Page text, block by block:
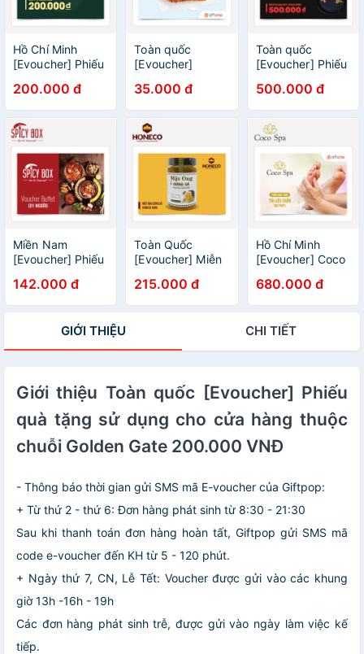
Hồ Chí Minh
[Evoucher] Phiếu
Khoa Westway
Dental 200k
200.000 đ
Toàn quốc
[Evoucher]
Phiếu quà tặng
HS Chicken
35.000 đ
Toàn quốc
[Evoucher] Phiếu
dùng tại tất cả
các thương hiệu
nhà hàng Ẩm
Thực hàng đầu
hợp tác cùng
GIFTPOP
500.000 đ
Miền Nam
[Evoucher] Phiếu
dành cho 1 nguời
tại nhà hàng
142.000 đ
Toàn Quốc
[Evoucher] Miễn
Mật Ong Honeco
- Sản phẩm Mật
215.000 đ
Hồ Chí Minh
[Evoucher] Coco
Chân (90 phút)
680.000 đ
GIỚI THIỆU CHI TIẾT
Giới thiệu Toàn quốc [Evoucher] Phiếu
quà tặng sử dụng cho cửa hàng thuộc
chuỗi Golden Gate 200.000 VNĐ
- Thông báo thời gian gửi SMS mã E-voucher của Giftpop:
+ Từ thứ 2 - thứ 6: Đơn hàng phát sinh từ 8:30 - 21:30
Sau khi thanh toán đơn hàng hoàn tất, Giftpop gửi SMS mã
code e-voucher đến KH từ 5 - 120 phút.
+ Ngày thứ 7, CN, Lễ Tết: Voucher được gửi vào các khung
giờ 13h -16h - 19h
Các đơn hàng phát sinh trễ, được gửi vào ngày làm việc kế
tiếp.